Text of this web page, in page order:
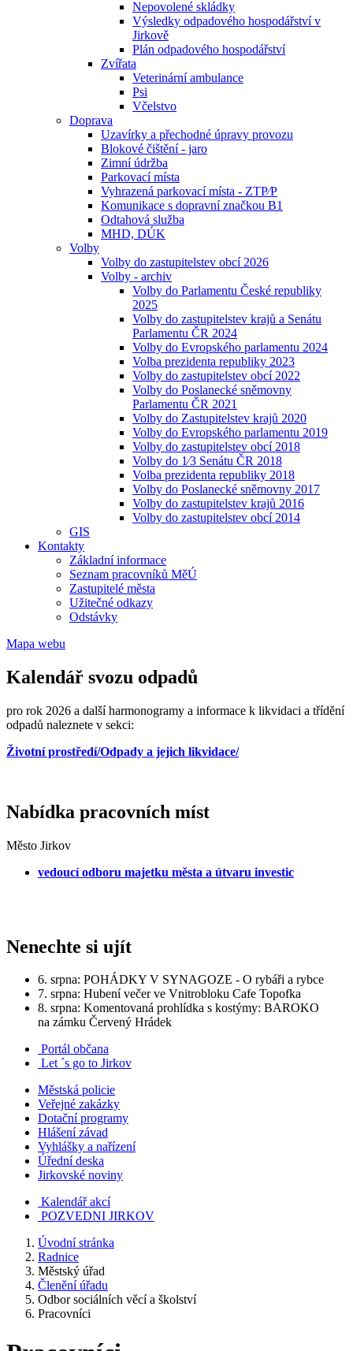
Nepovolené skládky
Výsledky odpadového hospodářství v
Jirkově
Plán odpadového hospodářství
Zvířata
Veterinární ambulance
Psi
Včelstvo
Doprava
Uzavírky a přechodné úpravy provozu
Blokové čištění - jaro
Zimní údržba
Parkovací místa
Vyhrazená parkovací místa - ZTP⁄P
Komunikace s dopravní značkou B1
Odtahová služba
MHD, DÚK
Volby
Volby do zastupitelstev obcí 2026
Volby - archiv
Volby do Parlamentu České republiky
2025
Volby do zastupitelstev krajů a Senátu
Parlamentu ČR 2024
Volby do Evropského parlamentu 2024
Volba prezidenta republiky 2023
Volby do zastupitelstev obcí 2022
Volby do Poslanecké sněmovny
Parlamentu ČR 2021
Volby do Zastupitelstev krajů 2020
Volby do Evropského parlamentu 2019
Volby do zastupitelstev obcí 2018
Volby do 1⁄3 Senátu ČR 2018
Volba prezidenta republiky 2018
Volby do Poslanecké sněmovny 2017
Volby do zastupitelstev krajů 2016
Volby do zastupitelstev obcí 2014
GIS
Kontakty
Základní informace
Seznam pracovníků MěÚ
Zastupitelé města
Užitečné odkazy
Odstávky
Mapa webu
Kalendář svozu odpadů
pro rok 2026 a další harmonogramy a informace k likvidaci a třídění
odpadů naleznete v sekci:
Životní prostředí/Odpady a jejich likvidace/
Nabídka pracovních míst
Město Jirkov
vedoucí odboru majetku města a útvaru investic
Nenechte si ujít
6. srpna: POHÁDKY V SYNAGOZE - O rybáři a rybce
7. srpna: Hubení večer ve Vnitrobloku Cafe Topofka
8. srpna: Komentovaná prohlídka s kostýmy: BAROKO
na zámku Červený Hrádek
Portál občana
Let ´s go to Jirkov
Městská policie
Veřejné zakázky
Dotační programy
Hlášení závad
Vyhlášky a nařízení
Úřední deska
Jirkovské noviny
Kalendář akcí
POZVEDNI JIRKOV
Úvodní stránka
Radnice
Městský úřad
Členění úřadu
Odbor sociálních věcí a školství
Pracovníci